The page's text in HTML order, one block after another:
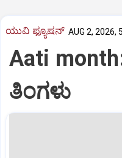
ಯುವಿ ಫ್ಯೂಷನ್ AUG 2, 2026,
Aati
ತಿಂಗಳು